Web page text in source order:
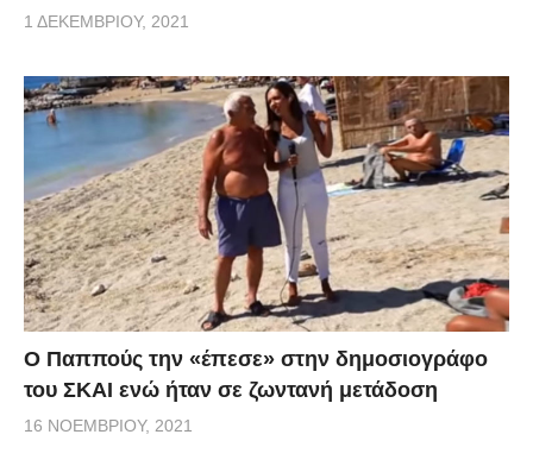
1 ΔΕΚΕΜΒΡΊΟΥ, 2021
Ο Παππούς την «έπεσε» στην δημοσιογράφο
του ΣΚΑΙ ενώ ήταν σε ζωντανή μετάδοση
16 ΝΟΕΜΒΡΊΟΥ, 2021